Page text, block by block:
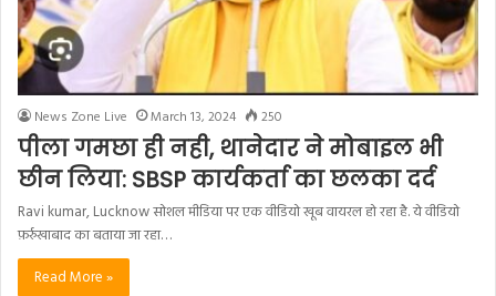
फ़र्रुखाबाद का बताया जा रहा…
Read More »
Next page
राजनीति